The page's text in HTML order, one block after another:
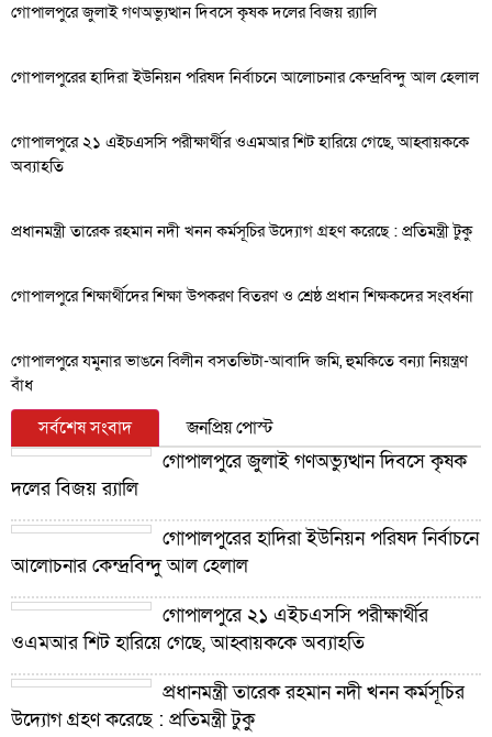
গোপালপুরে জুলাই গণঅভ্যুত্থান দিবসে কৃষক দলের বিজয় র‍্যালি
গোপালপুরের হাদিরা ইউনিয়ন পরিষদ নির্বাচনে আলোচনার কেন্দ্রবিন্দু আল হেলাল
গোপালপুরে ২১ এইচএসসি পরীক্ষার্থীর ওএমআর শিট হারিয়ে গেছে, আহ্বায়ককে
অব্যাহতি
প্রধানমন্ত্রী তারেক রহমান নদী খনন কর্মসূচির উদ্যোগ গ্রহণ করেছে : প্রতিমন্ত্রী টুকু
গোপালপুরে শিক্ষার্থীদের শিক্ষা উপকরণ বিতরণ ও শ্রেষ্ঠ প্রধান শিক্ষকদের সংবর্ধনা
গোপালপুরে যমুনার ভাঙনে বিলীন বসতভিটা-আবাদি জমি, হুমকিতে বন্যা নিয়ন্ত্রণ
বাঁধ
সর্বশেষ সংবাদ জনপ্রিয় পোস্ট
গোপালপুরে জুলাই গণঅভ্যুত্থান দিবসে কৃষক
দলের বিজয় র‍্যালি
গোপালপুরের হাদিরা ইউনিয়ন পরিষদ নির্বাচনে
আলোচনার কেন্দ্রবিন্দু আল হেলাল
গোপালপুরে ২১ এইচএসসি পরীক্ষার্থীর
ওএমআর শিট হারিয়ে গেছে, আহ্বায়ককে অব্যাহতি
প্রধানমন্ত্রী তারেক রহমান নদী খনন কর্মসূচির
উদ্যোগ গ্রহণ করেছে : প্রতিমন্ত্রী টুকু